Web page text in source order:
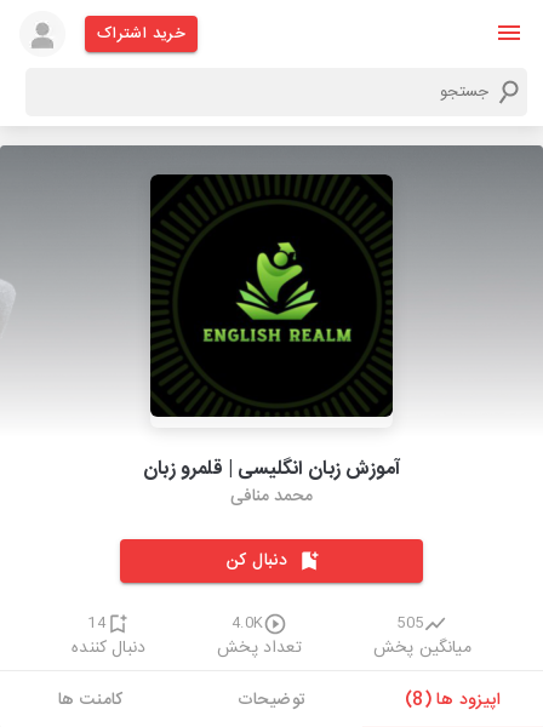
خرید اشتراک
آموزش زبان انگلیسی | قلمرو زبان
محمد منافی
دنبال کن
505
میانگین پخش
4.0K
تعداد پخش
14
دنبال کننده
اپیزود ها (8)
توضیحات کامنت ها